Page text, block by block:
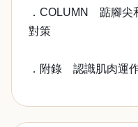
．COLUMN 踮腳尖
對策
．附錄 認識肌肉運